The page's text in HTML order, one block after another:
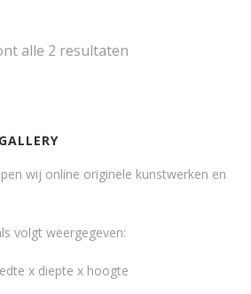
alle 2 resultaten
wij online originele kunstwerken en
volgt weergegeven:
x diepte x hoogte